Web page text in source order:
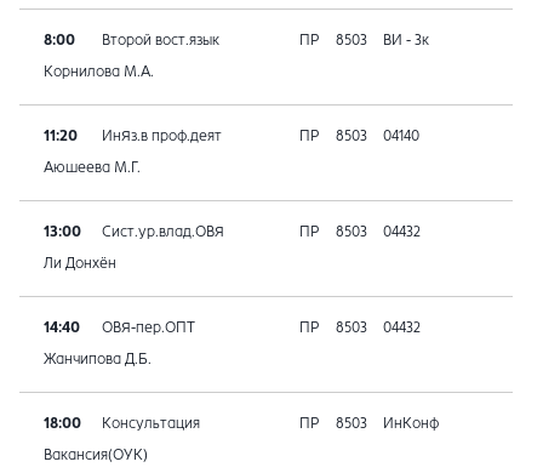
8:00 Второй вост.язык ПР 8503 ВИ - 3к
Корнилова М.А.
11:20 ИнЯз.в проф.деят ПР 8503 04140
Аюшеева М.Г.
13:00 Сист.ур.влад.ОВЯ ПР 8503 04432
Ли Донхён
14:40 ОВЯ-пер.ОПТ ПР 8503 04432
Жанчипова Д.Б.
18:00 Консультация ПР 8503 ИнКонф
Вакансия(ОУК)